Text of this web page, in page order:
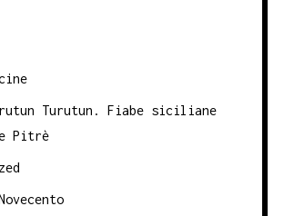
Turutun. Fiabe siciliane
Pitrè